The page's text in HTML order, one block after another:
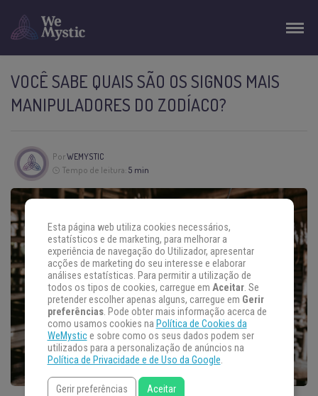
VOCÊ SABE QUAIS SÃO OS SIGNOS MAIS
MANIPULADORES DO ZODÍACO?
PorWEMYSTIC
Tempo de leitura: 5 min
Esta página web utiliza cookies necessários,
estatísticos e de marketing, para melhorar a
experiência de navegação do Utilizador, apresentar
acções de marketing do seu interesse e elaborar
análises estatísticas. Para permitir a utilização de
todos os tipos de cookies, carregue em Aceitar. Se
pretender escolher apenas alguns, carregue em Gerir
preferências. Pode obter mais informação acerca de
como usamos cookies na Política de Cookies da
WeMystice sobre como os seus dados podem ser
utilizados para a personalização de anúncios na
Política de Privacidade e de Uso da Google.
Gerir preferências Aceitar